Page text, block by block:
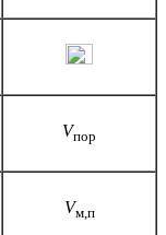
Vпор
Vм,п